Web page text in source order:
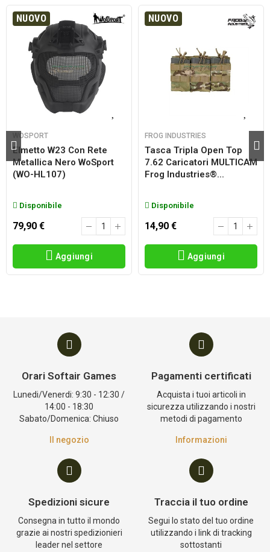
NUOVO
WOSPORT
Elmetto W23 Con Rete
Metallica Nero WoSport
(WO-HL107)
Disponibile
79,90 €
Aggiungi
NUOVO
FROG INDUSTRIES
Tasca Tripla Open Top
7.62 Caricatori MULTICAM
Frog Industries®...
Disponibile
14,90 €
Aggiungi
Orari Softair Games
Lunedi/Venerdi: 9:30 - 12:30 /
14:00 - 18:30
Sabato/Domenica: Chiuso
Il negozio
Pagamenti certificati
Acquista i tuoi articoli in
sicurezza utilizzando i nostri
metodi di pagamento
Informazioni
Spedizioni sicure
Consegna in tutto il mondo
grazie ai nostri spedizionieri
leader nel settore
Traccia il tuo ordine
Segui lo stato del tuo ordine
utilizzando i link di tracking
sottostanti